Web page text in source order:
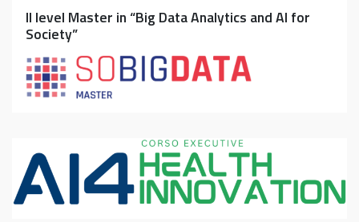
II level Master in “Big Data Analytics and AI for
Society”